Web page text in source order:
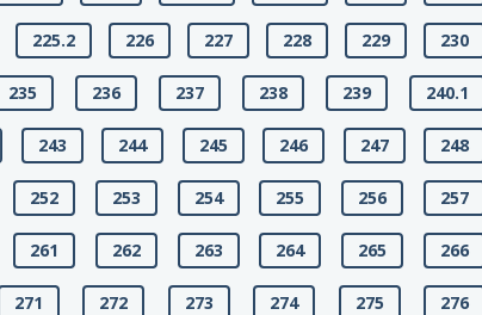
225.2 226 227 228 229 230
235 236 237 238 239 240.1
243 244 245 246 247 248
252 253 254 255 256 257
261 262 263 264 265 266
271 272 273 274 275 276